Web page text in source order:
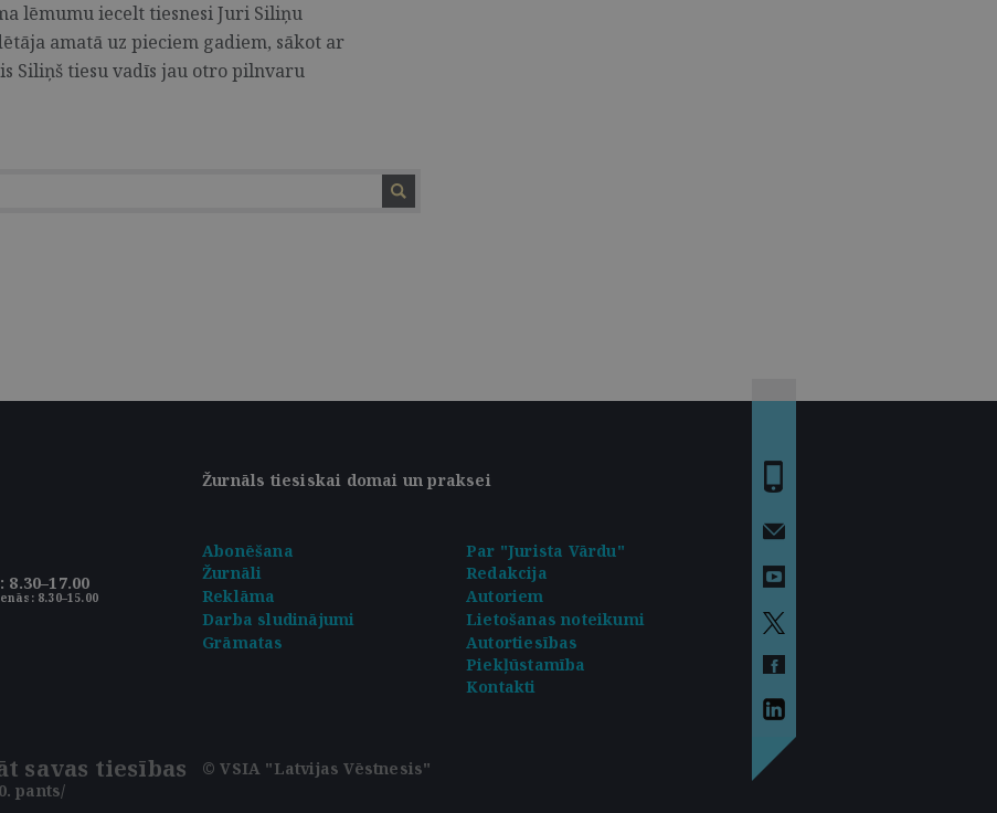
lēmumu iecelt tiesnesi Juri Siliņu
amatā uz pieciem gadiem, sākot ar
Siliņš tiesu vadīs jau otro pilnvaru
Žurnāls tiesiskai domai un praksei
8.30–15.00
Abonēšana
Par "Jurista Vārdu"
Žurnāli
Redakcija
Reklāma
Autoriem
Darba sludinājumi
Lietošanas noteikumi
Grāmatas
Autortiesības
Piekļūstamība
Kontakti
savas tiesības
pants/
© VSIA "Latvijas Vēstnesis"